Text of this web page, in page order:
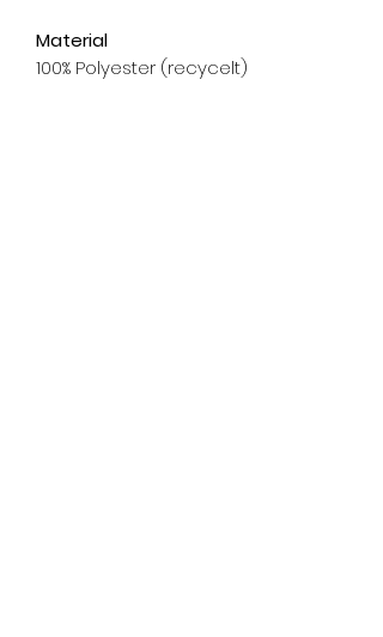
Material
100% Polyester (recycelt)